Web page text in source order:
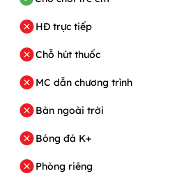
HĐ trực tiếp
Chỗ hút thuốc
MC dẫn chương trình
Bàn ngoài trời
Bóng đá K+
Phòng riêng